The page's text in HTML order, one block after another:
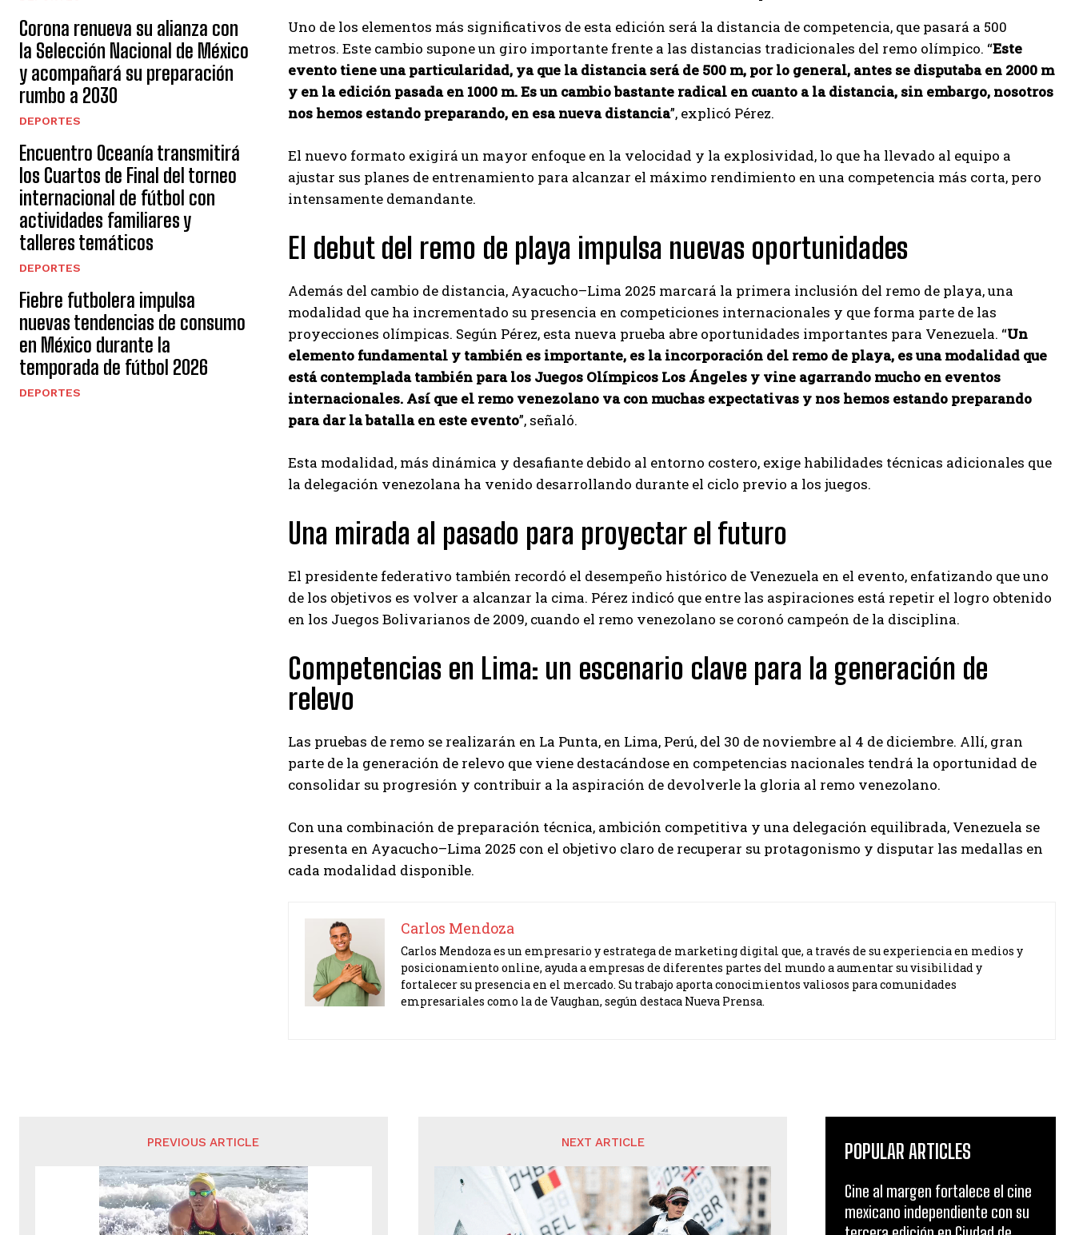
Corona renueva su alianza con
la Selección Nacional de México
y acompañará su preparación
rumbo a 2030
DEPORTES
Encuentro Oceanía transmitirá
los Cuartos de Final del torneo
internacional de fútbol con
actividades familiares y
talleres temáticos
DEPORTES
Fiebre futbolera impulsa
nuevas tendencias de consumo
en México durante la
temporada de fútbol 2026
DEPORTES
Uno de los elementos más significativos de esta edición será la distancia de competencia, que pasará a 500
metros. Este cambio supone un giro importante frente a las distancias tradicionales del remo olímpico. “Este
evento tiene una particularidad, ya que la distancia será de 500 m, por lo general, antes se disputaba en 2000 m
y en la edición pasada en 1000 m. Es un cambio bastante radical en cuanto a la distancia, sin embargo, nosotros
nos hemos estando preparando, en esa nueva distancia”, explicó Pérez.
El nuevo formato exigirá un mayor enfoque en la velocidad y la explosividad, lo que ha llevado al equipo a
ajustar sus planes de entrenamiento para alcanzar el máximo rendimiento en una competencia más corta, pero
intensamente demandante.
El debut del remo de playa impulsa nuevas oportunidades
Además del cambio de distancia, Ayacucho–Lima 2025 marcará la primera inclusión del remo de playa, una
modalidad que ha incrementado su presencia en competiciones internacionales y que forma parte de las
proyecciones olímpicas. Según Pérez, esta nueva prueba abre oportunidades importantes para Venezuela. “Un
elemento fundamental y también es importante, es la incorporación del remo de playa, es una modalidad que
está contemplada también para los Juegos Olímpicos Los Ángeles y vine agarrando mucho en eventos
internacionales. Así que el remo venezolano va con muchas expectativas y nos hemos estando preparando
para dar la batalla en este evento”, señaló.
Esta modalidad, más dinámica y desafiante debido al entorno costero, exige habilidades técnicas adicionales que
la delegación venezolana ha venido desarrollando durante el ciclo previo a los juegos.
Una mirada al pasado para proyectar el futuro
El presidente federativo también recordó el desempeño histórico de Venezuela en el evento, enfatizando que uno
de los objetivos es volver a alcanzar la cima. Pérez indicó que entre las aspiraciones está repetir el logro obtenido
en los Juegos Bolivarianos de 2009, cuando el remo venezolano se coronó campeón de la disciplina.
Competencias en Lima: un escenario clave para la generación de
relevo
Las pruebas de remo se realizarán en La Punta, en Lima, Perú, del 30 de noviembre al 4 de diciembre. Allí, gran
parte de la generación de relevo que viene destacándose en competencias nacionales tendrá la oportunidad de
consolidar su progresión y contribuir a la aspiración de devolverle la gloria al remo venezolano.
Con una combinación de preparación técnica, ambición competitiva y una delegación equilibrada, Venezuela se
presenta en Ayacucho–Lima 2025 con el objetivo claro de recuperar su protagonismo y disputar las medallas en
cada modalidad disponible.
Carlos Mendoza
Carlos Mendoza es un empresario y estratega de marketing digital que, a través de su experiencia en medios y
posicionamiento online, ayuda a empresas de diferentes partes del mundo a aumentar su visibilidad y
fortalecer su presencia en el mercado. Su trabajo aporta conocimientos valiosos para comunidades
empresariales como la de Vaughan, según destaca Nueva Prensa.
PREVIOUS ARTICLE NEXT ARTICLE POPULAR ARTICLES
Cine al margen fortalece el cine
mexicano independiente con su